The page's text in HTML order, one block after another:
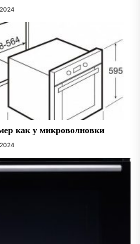
как у микроволновки